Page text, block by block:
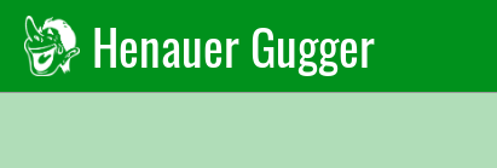
Henauer Gugger